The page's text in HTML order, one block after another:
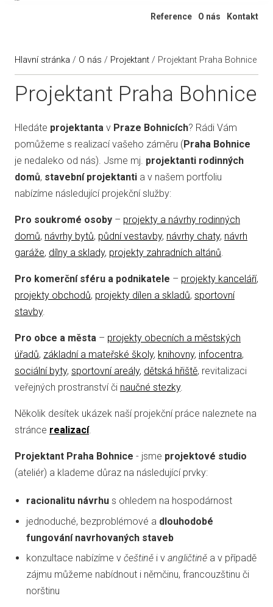
Reference O nás Kontakt
Hlavní stránka / O nás / Projektant / Projektant Praha Bohnice
Projektant Praha Bohnice
Hledáte projektanta v Praze Bohnicích? Rádi Vám
pomůžeme s realizací vašeho záměru (Praha Bohnice
je nedaleko od nás). Jsme mj. projektanti rodinných
domů, stavební projektanti a v našem portfoliu
nabízíme následující projekční služby:
Pro soukromé osoby – projekty a návrhy rodinných
domů, návrhy bytů, půdní vestavby, návrhy chaty, návrh
garáže, dílny a sklady, projekty zahradních altánů.
Pro komerční sféru a podnikatele – projekty kanceláří,
projekty obchodů, projekty dílen a skladů, sportovní
stavby.
Pro obce a města – projekty obecních a městských
úřadů, základní a mateřské školy, knihovny, infocentra,
sociální byty, sportovní areály, dětská hřiště, revitalizaci
veřejných prostranství či naučné stezky.
Několik desítek ukázek naší projekční práce naleznete na
stránce realizací.
Projektant Praha Bohnice - jsme projektové studio
(ateliér) a klademe důraz na následující prvky:
racionalitu návrhu s ohledem na hospodárnost
jednoduché, bezproblémové a dlouhodobé
fungování navrhovaných staveb
konzultace nabízíme včeštině i vangličtině a v případě
zájmu můžeme nabídnout i němčinu, francouzštinu či
norštinu